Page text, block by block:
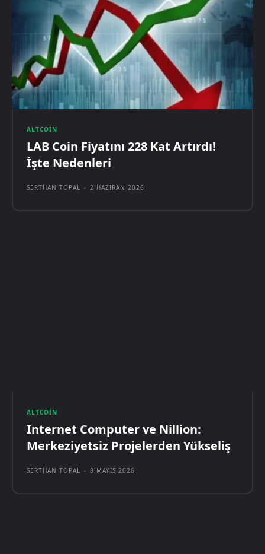
ALTCOIN
LAB Coin Fiyatını 228 Kat Artırdı!
İşte Nedenleri
SERTHAN TOPAL - 2 HAZIRAN 2026
ALTCOIN
Internet Computer ve Nillion:
Merkeziyetsiz Projelerden Yükseliş
SERTHAN TOPAL - 8 MAYIS 2026